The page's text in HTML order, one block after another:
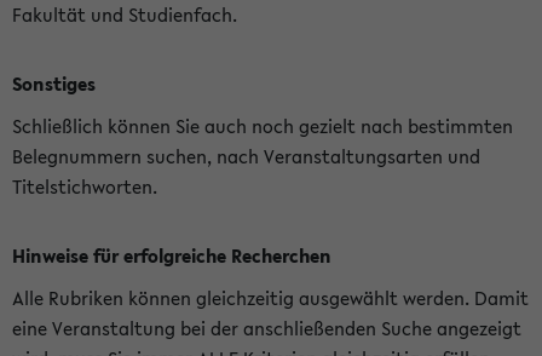
Fakultät und Studienfach.
Sonstiges
Schließlich können Sie auch noch gezielt nach bestimmten
Belegnummern suchen, nach Veranstaltungsarten und
Titelstichworten.
Hinweise für erfolgreiche Recherchen
Alle Rubriken können gleichzeitig ausgewählt werden. Damit
eine Veranstaltung bei der anschließenden Suche angezeigt